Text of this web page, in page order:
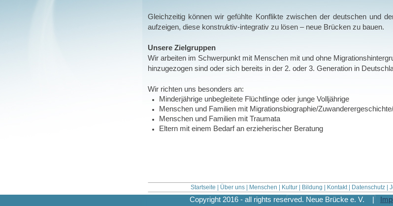
Gleichzeitig können wir gefühlte Konflikte zwischen der deutschen und
aufzeigen, diese konstruktiv-integrativ zu lösen – neue Brücken zu bauen.
Unsere Zielgruppen
Wir arbeiten im Schwerpunkt mit Menschen mit und ohne
hinzugezogen sind oder sich bereits in der 2. oder 3. Generation in
Wir richten uns besonders an:
Minderjährige unbegleitete Flüchtlinge oder junge Volljährige
Menschen und Familien mit Migrationsbiographie/
Menschen und Familien mit Traumata
Eltern mit einem Bedarf an erzieherischer Beratung
Startseite Über uns| Menschen Kultur| Bildung Kontakt| Datenschutz|
Copyright 2016 - all rights reserved. Neue Brücke e. V. |